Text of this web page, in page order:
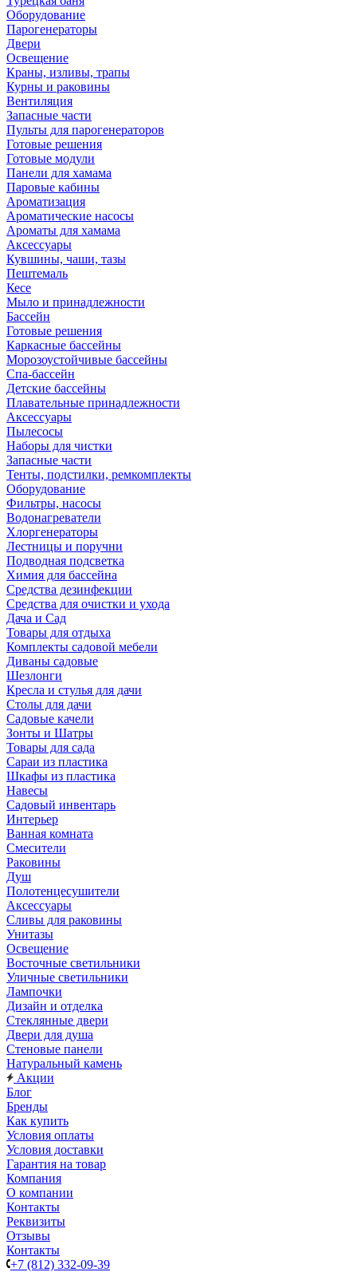
Оборудование
Парогенераторы
Двери
Освещение
Краны, изливы, трапы
Курны и раковины
Вентиляция
Запасные части
Пульты для парогенераторов
Готовые решения
Готовые модули
Панели для хамама
Паровые кабины
Ароматизация
Ароматические насосы
Ароматы для хамама
Аксессуары
Кувшины, чаши, тазы
Пештемаль
Кесе
Мыло и принадлежности
Бассейн
Готовые решения
Каркасные бассейны
Морозоустойчивые бассейны
Спа-бассейн
Детские бассейны
Плавательные принадлежности
Аксессуары
Пылесосы
Наборы для чистки
Запасные части
Тенты, подстилки, ремкомплекты
Оборудование
Фильтры, насосы
Водонагреватели
Хлоргенераторы
Лестницы и поручни
Подводная подсветка
Химия для бассейна
Средства дезинфекции
Средства для очистки и ухода
Дача и Сад
Товары для отдыха
Комплекты садовой мебели
Диваны садовые
Шезлонги
Кресла и стулья для дачи
Столы для дачи
Садовые качели
Зонты и Шатры
Товары для сада
Сараи из пластика
Шкафы из пластика
Навесы
Садовый инвентарь
Интерьер
Ванная комната
Смесители
Раковины
Душ
Полотенцесушители
Аксессуары
Сливы для раковины
Унитазы
Освещение
Восточные светильники
Уличные светильники
Лампочки
Дизайн и отделка
Стеклянные двери
Двери для душа
Стеновые панели
Натуральный камень
Акции
Блог
Бренды
Как купить
Условия оплаты
Условия доставки
Гарантия на товар
Компания
О компании
Контакты
Реквизиты
Отзывы
Контакты
+7 (812) 332-09-39